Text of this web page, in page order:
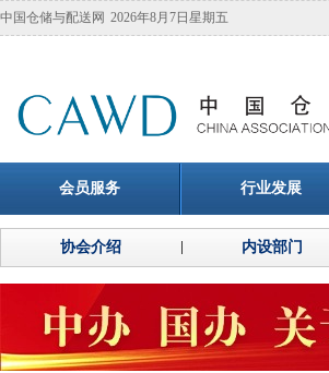
中国仓储与配送网 2026年8月7日星期五
会员服务 行业发展
协会介绍 内设部门